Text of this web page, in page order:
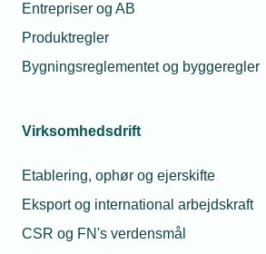
Entrepriser og AB
Produktregler
Bygningsreglementet og byggeregler
Virksomhedsdrift
Etablering, ophør og ejerskifte
Eksport og international arbejdskraft
CSR og FN's verdensmål
Relaterede nyheder
Opråb: Erhvervsskolerne